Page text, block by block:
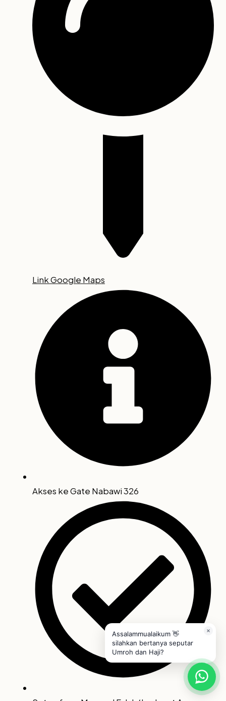
Link Google Maps
Akses ke Gate Nabawi 326
Assalammualaikum 👋
silahkan bertanya seputar
Umroh dan Haji?